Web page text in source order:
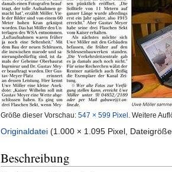
Größe dieser Vorschau: 547 × 599 Pixel Weitere
Originaldatei (1.000 × 1.095 Pixel,
Beschreibung